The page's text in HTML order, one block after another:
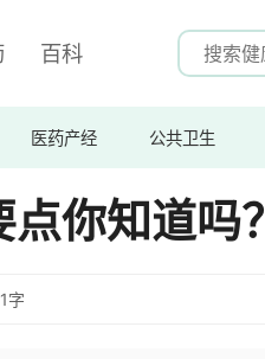
百科
医药产经 公共卫生
你知道吗？
字